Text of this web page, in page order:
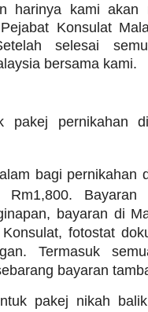
harinya kami akan
Konsulat
selesai
bersama kami.
pakej pernikahan
bagi pernikahan
Rm1,800. Bayaran
bayaran di
fotostat
Termasuk
bayaran
pakej nikah